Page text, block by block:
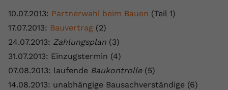
10.07.2013: Partnerwahl beim Bauen (Teil 1)
17.07.2013: Bauvertrag (2)
24.07.2013: Zahlungsplan (3)
31.07.2013: Einzugstermin (4)
07.08.2013: laufende Baukontrolle(5)
14.08.2013: unabhängige Bausachverständige (6)